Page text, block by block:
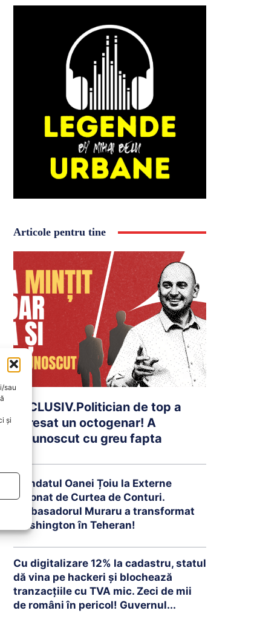
sau
și
Articole pentru tine
EXCLUSIV.Politician de top a
agresat un octogenar! A
recunoscut cu greu fapta
Mandatul Oanei Țoiu la Externe
detonat de Curtea de Conturi.
Ambasadorul Muraru a transformat
Washington în Teheran!
Cu digitalizare 12% la cadastru, statul
dă vina pe hackeri și blochează
tranzacțiile cu TVA mic. Zeci de mii
de români în pericol! Guvernul...